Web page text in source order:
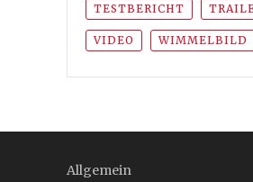
TESTBERICHT
VIDEO WIMMELBILD
Allgemein